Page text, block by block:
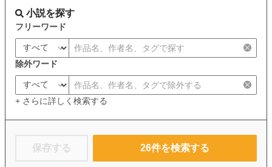
小説を探す
フリーワード
除外ワード
+ さらに詳しく検索する
保存する 26件を検索する